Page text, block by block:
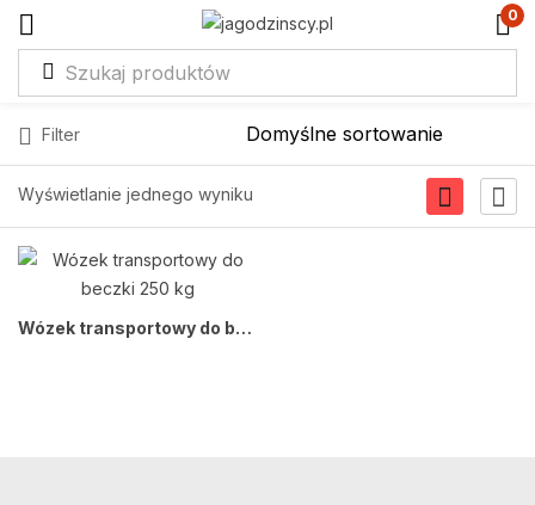
0
Wyświetlanie jednego wyniku
Filter
Wózek transportowy do beczki 250 kg